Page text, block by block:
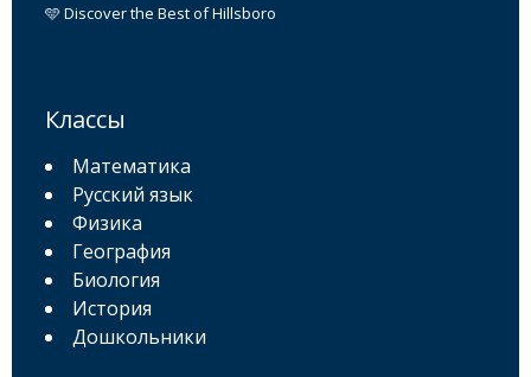
🩵 Discover the Best of Hillsboro
Классы
Математика
Русский язык
Физика
География
Биология
История
Дошкольники